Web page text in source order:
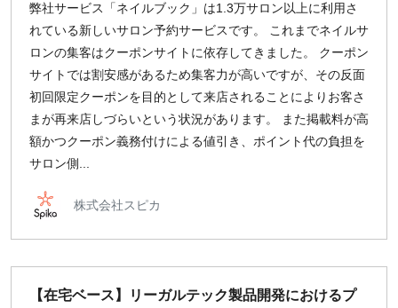
週3日
週2日
週1日
地域
東京
大阪
京都
募集状況
弊社サービス「ネイルブック」は1.3万サロン以上に利用さ
れている新しいサロン予約サービスです。 これまでネイルサ
ロンの集客はクーポンサイトに依存してきました。 クーポン
サイトでは割安感があるため集客力が高いですが、その反面
初回限定クーポンを目的として来店されることによりお客さ
まが再来店しづらいという状況があります。 また掲載料が高
額かつクーポン義務付けによる値引き、ポイント代の負担を
サロン側...
株式会社スピカ
【在宅ベース】リーガルテック製品開発におけるプ